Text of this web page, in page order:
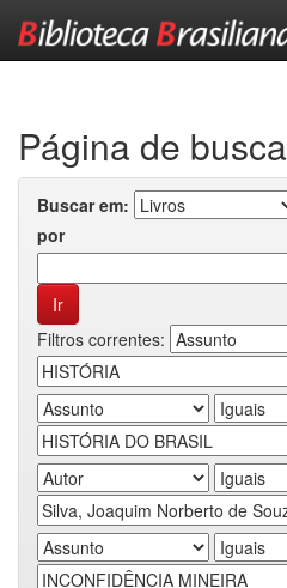
Página de busca
Buscar em:
por
Filtros correntes: